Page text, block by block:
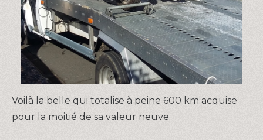
Voilà la belle qui totalise à peine 600 km acquise
pour la moitié de sa valeur neuve.